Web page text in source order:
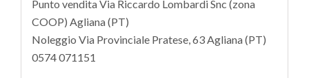
Punto vendita Via Riccardo Lombardi Snc (zona
COOP) Agliana (PT)
Noleggio Via Provinciale Pratese, 63 Agliana (PT)
0574 071151